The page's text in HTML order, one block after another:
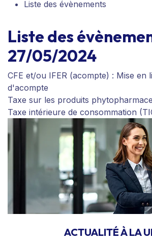
Liste des évènements
Liste des
27/05/2024
CFE et/ou IFER (acompte) : Mise en
d'acompte
Taxe sur les produits
Taxe intérieure de consommation
ACTUALITÉ À LA